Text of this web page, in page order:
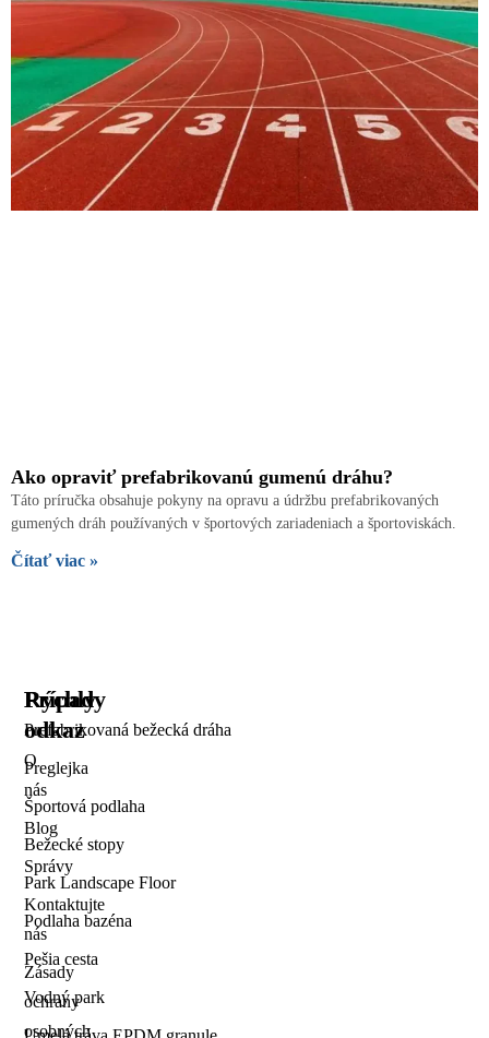
Ako opraviť prefabrikovanú gumenú dráhu?
Táto príručka obsahuje pokyny na opravu a údržbu prefabrikovaných
gumených dráh používaných v športových zariadeniach a športoviskách.
Čítať viac »
Rýchly
odkaz
O
nás
Blog
Správy
Kontaktujte
nás
Zásady
ochrany
osobných
Prípady
Prefabrikovaná bežecká dráha
Preglejka
Športová podlaha
Bežecké stopy
Park Landscape Floor
Podlaha bazéna
Pešia cesta
Vodný park